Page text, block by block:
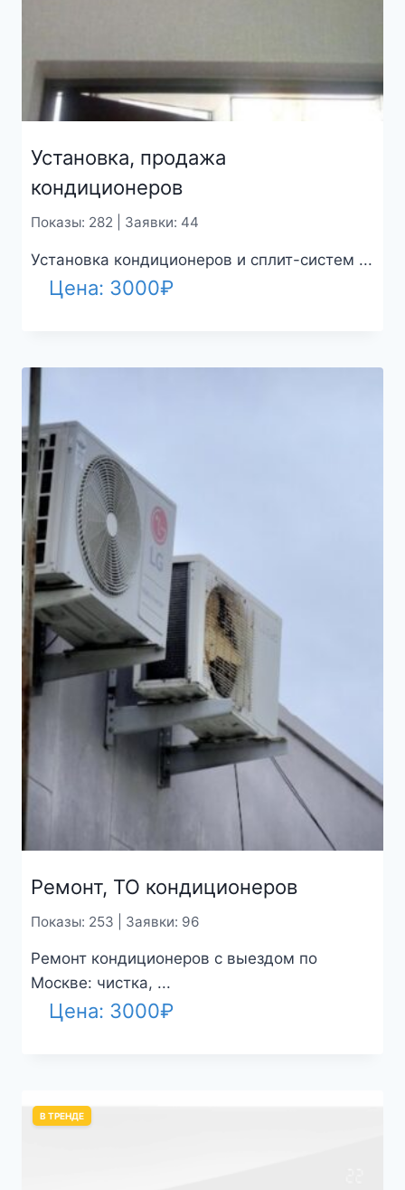
Установка, продажа
кондиционеров
Показы: 282 | Заявки: 44
Установка кондиционеров и сплит-систем ...
Цена: 3000₽
Ремонт, ТО кондиционеров
Показы: 253 | Заявки: 96
Ремонт кондиционеров с выездом по
Москве: чистка, ...
Цена: 3000₽
В ТРЕНДЕ